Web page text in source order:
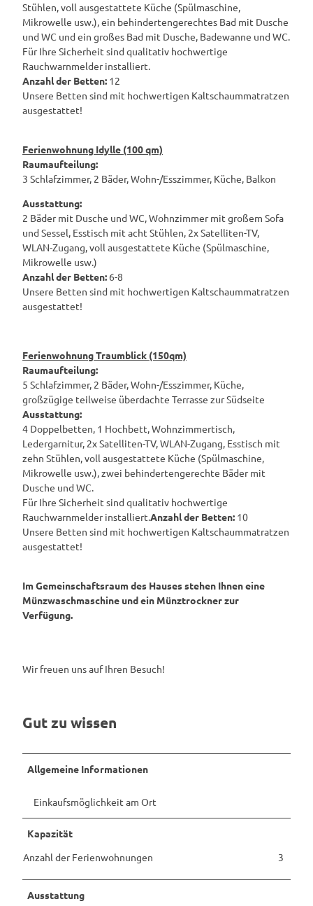
Stühlen, voll ausgestattete Küche (Spülmaschine,
Mikrowelle usw.), ein behindertengerechtes Bad mit Dusche
und WC und ein großes Bad mit Dusche, Badewanne und WC.
Für Ihre Sicherheit sind qualitativ hochwertige
Rauchwarnmelder installiert.
Anzahl der Betten: 12
Unsere Betten sind mit hochwertigen Kaltschaummatratzen
ausgestattet!
Ferienwohnung Idylle (100 qm)
Raumaufteilung:
3 Schlafzimmer, 2 Bäder, Wohn-/Esszimmer, Küche, Balkon
Ausstattung:
2 Bäder mit Dusche und WC, Wohnzimmer mit großem Sofa
und Sessel, Esstisch mit acht Stühlen, 2x Satelliten-TV,
WLAN-Zugang, voll ausgestattete Küche (Spülmaschine,
Mikrowelle usw.)
Anzahl der Betten: 6-8
Unsere Betten sind mit hochwertigen Kaltschaummatratzen
ausgestattet!
Ferienwohnung Traumblick (150qm)
Raumaufteilung:
5 Schlafzimmer, 2 Bäder, Wohn-/Esszimmer, Küche,
großzügige teilweise überdachte Terrasse zur Südseite
Ausstattung:
4 Doppelbetten, 1 Hochbett, Wohnzimmertisch,
Ledergarnitur, 2x Satelliten-TV, WLAN-Zugang, Esstisch mit
zehn Stühlen, voll ausgestattete Küche (Spülmaschine,
Mikrowelle usw.), zwei behindertengerechte Bäder mit
Dusche und WC.
Für Ihre Sicherheit sind qualitativ hochwertige
Rauchwarnmelder installiert.Anzahl der Betten: 10
Unsere Betten sind mit hochwertigen Kaltschaummatratzen
ausgestattet!
Im Gemeinschaftsraum des Hauses stehen Ihnen eine
Münzwaschmaschine und ein Münztrockner zur
Verfügung.
Wir freuen uns auf Ihren Besuch!
Gut zu wissen
Allgemeine Informationen
Einkaufsmöglichkeit am Ort
Kapazität
Anzahl der Ferienwohnungen
3
Ausstattung